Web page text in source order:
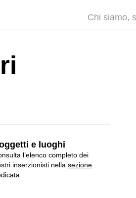
Chi siamo,
e luoghi
l’elenco completo dei
inserzionisti nella sezione